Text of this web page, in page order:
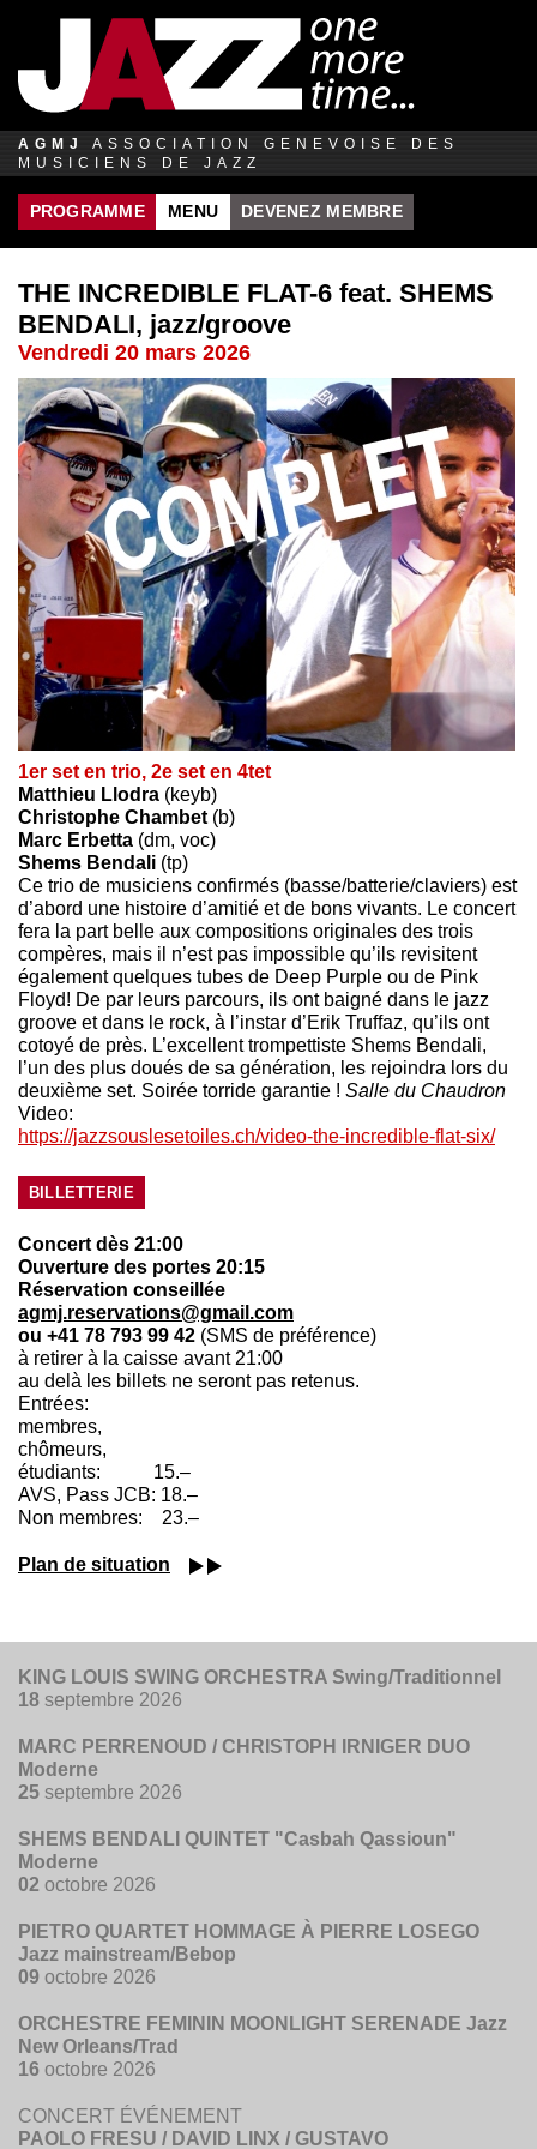
Jump to navigation
AGMJ
ASSOCIATION GENEVOISE DES
MUSICIENS DE JAZZ
PROGRAMME MENU DEVENEZ MEMBRE
THE INCREDIBLE FLAT-6 feat. SHEMS
BENDALI, jazz/groove
Vendredi 20 mars 2026
1er set en trio, 2e set en 4tet
Matthieu Llodra (keyb)
Christophe Chambet (b)
Marc Erbetta (dm, voc)
Shems Bendali (tp)
Ce trio de musiciens confirmés (basse/batterie/claviers) est
d’abord une histoire d’amitié et de bons vivants. Le concert
fera la part belle aux compositions originales des trois
compères, mais il n’est pas impossible qu’ils revisitent
également quelques tubes de Deep Purple ou de Pink
Floyd! De par leurs parcours, ils ont baigné dans le jazz
groove et dans le rock, à l’instar d’Erik Truffaz, qu’ils ont
cotoyé de près. L’excellent trompettiste Shems Bendali,
l’un des plus doués de sa génération, les rejoindra lors du
deuxième set. Soirée torride garantie ! Salle du Chaudron
Video:
https://jazzsouslesetoiles.ch/video-the-incredible-flat-six/
BILLETTERIE
Concert dès 21:00
Ouverture des portes 20:15
Réservation conseillée
agmj.reservations@gmail.com
ou +41 78 793 99 42 (SMS de préférence)
à retirer à la caisse avant 21:00
au delà les billets ne seront pas retenus.
Entrées:
membres,
chômeurs,
étudiants: 15.–
AVS, Pass JCB: 18.–
Non membres: 23.–
Plan de situation
KING LOUIS SWING ORCHESTRA Swing/Traditionnel
18 septembre 2026
MARC PERRENOUD / CHRISTOPH IRNIGER DUO
Moderne
25 septembre 2026
SHEMS BENDALI QUINTET "Casbah Qassioun"
Moderne
02 octobre 2026
PIETRO QUARTET HOMMAGE À PIERRE LOSEGO
Jazz mainstream/Bebop
09 octobre 2026
ORCHESTRE FEMININ MOONLIGHT SERENADE Jazz
New Orleans/Trad
16 octobre 2026
CONCERT ÉVÉNEMENT
PAOLO FRESU / DAVID LINX / GUSTAVO